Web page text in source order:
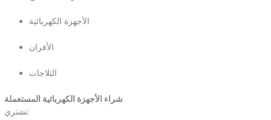
الأجهزة الكهربائية
الأفران
الثلاجات
شراء الأجهزة الكهربائية المستعملة
نشتري: